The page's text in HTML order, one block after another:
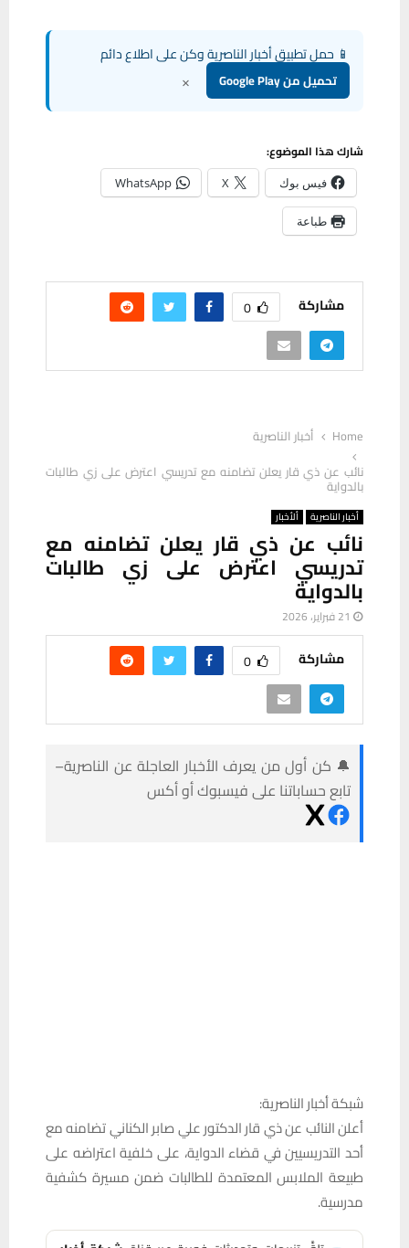
📱 حمل تطبيق أخبار الناصرية وكن على اطلاع دائم
تحميل من Google Play ×
شارك هذا الموضوع:
فيس بوك X
WhatsApp
طباعة
مشاركة 0
Home
أخبار الناصرية
نائب عن ذي قار يعلن تضامنه مع تدريسي اعترض على زي طالبات
بالدواية
أخبار الناصرية ألأخبار
نائب عن ذي قار يعلن تضامنه مع
تدريسي اعترض على زي طالبات
بالدواية
21 فبراير، 2026
مشاركة 0
🔔 كن أول من يعرف الأخبار العاجلة عن الناصرية–
تابع حساباتنا على فيسبوك أو أكس
شبكة أخبار الناصرية:
أعلن النائب عن ذي قار الدكتور علي صابر الكناني تضامنه مع
أحد التدريسيين في قضاء الدواية، على خلفية اعتراضه على
طبيعة الملابس المعتمدة للطالبات ضمن مسيرة كشفية
مدرسية.